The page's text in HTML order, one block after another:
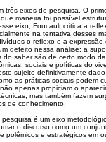
três eixos de pesquisa. O
maneira foi possível
eixo, Foucault critica a
na tentativa desses
o reflexo e a
defeito nessa análise: a
do saber são de certo modo
sociais e políticas do
sujeito definitivamente
as práticas sociais podem
apenas propiciam o
mas também fazem
de conhecimento.
é um eixo
o discurso como um
polêmicos e estratégicos em